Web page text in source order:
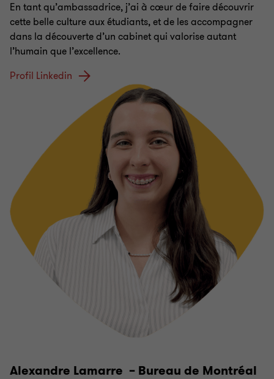
En tant qu’ambassadrice, j’ai à cœur de faire découvrir
cette belle culture aux étudiants, et de les accompagner
dans la découverte d’un cabinet qui valorise autant
l’humain que l’excellence.
Profil Linkedin
Alexandre Lamarre – Bureau de Montréal